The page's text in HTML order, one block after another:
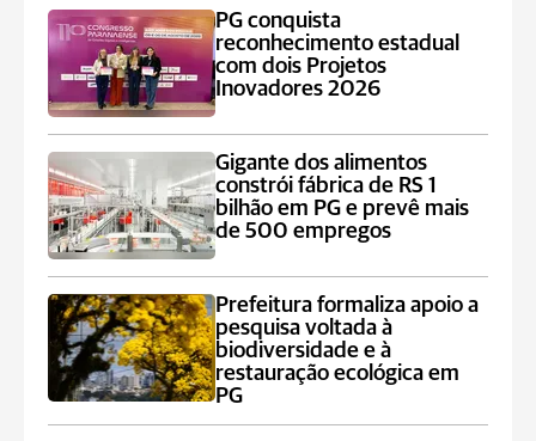
PG conquista
reconhecimento estadual
com dois Projetos
Inovadores 2026
Gigante dos alimentos
constrói fábrica de RS 1
bilhão em PG e prevê mais
de 500 empregos
Prefeitura formaliza apoio a
pesquisa voltada à
biodiversidade e à
restauração ecológica em
PG